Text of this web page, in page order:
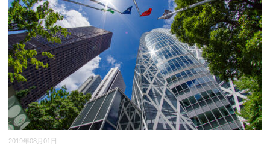
2019年08月01日